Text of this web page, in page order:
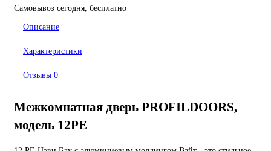
Самовывоз сегодня, бесплатно
Описание
Характеристики
Отзывы 0
Межкомнатная дверь PROFILDOORS,
модель 12PE